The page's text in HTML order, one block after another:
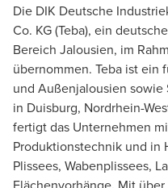
Die DIK Deutsche
Co. KG (Teba), ein
Bereich Jalousien, im
übernommen. Teba ist ein
und Außenjalousien
in Duisburg, Nordrhein-
fertigt das Unternehmen
Produktionstechnik und in
Plissees, Wabenplissees,